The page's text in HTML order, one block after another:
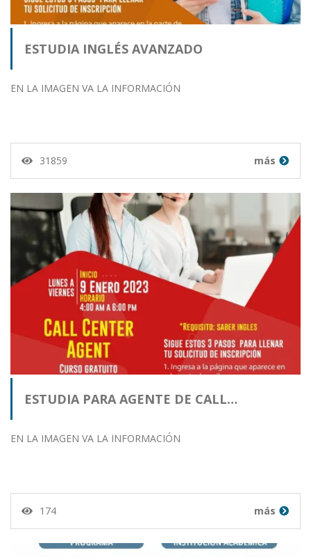
ESTUDIA INGLÉS AVANZADO
EN LA IMAGEN VA LA INFORMACIÓN
31859 más
ESTUDIA PARA AGENTE DE CALL…
EN LA IMAGEN VA LA INFORMACIÓN
174 más